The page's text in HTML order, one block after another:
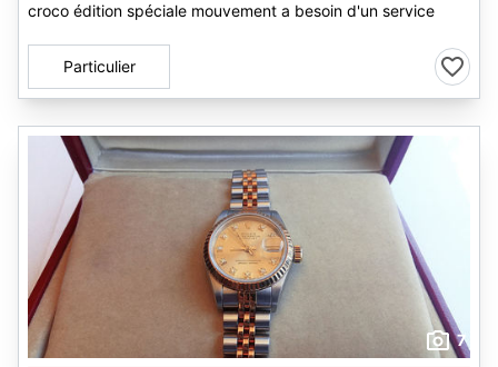
croco édition spéciale mouvement a besoin d'un service
Particulier
7